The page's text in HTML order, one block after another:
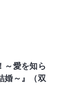
～愛を知ら
婚～』（双